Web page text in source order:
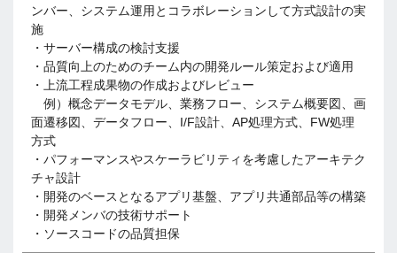
ンバー、システム運用とコラボレーションして方式設計の実
施
・サーバー構成の検討支援
・品質向上のためのチーム内の開発ルール策定および適用
・上流工程成果物の作成およびレビュー
例）概念データモデル、業務フロー、システム概要図、画
面遷移図、データフロー、I/F設計、AP処理方式、FW処理
方式
・パフォーマンスやスケーラビリティを考慮したアーキテク
チャ設計
・開発のベースとなるアプリ基盤、アプリ共通部品等の構築
・開発メンバの技術サポート
・ソースコードの品質担保